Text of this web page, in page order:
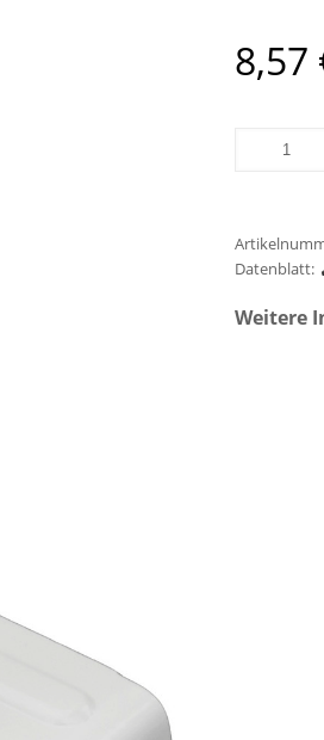
8,57
Datenblatt:
Weitere